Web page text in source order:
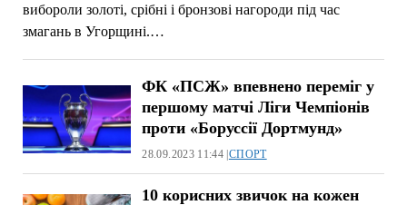
вибороли золоті, срібні і бронзові нагороди під час
змагань в Угорщині.…
ФК «ПСЖ» впевнено переміг у
першому матчі Ліги Чемпіонів
проти «Боруссії Дортмунд»
28.09.2023 11:44 |СПОРТ
10 корисних звичок на кожен